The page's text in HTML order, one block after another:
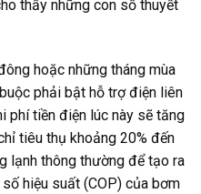
thấy những con số thuyết
hoặc những tháng mùa
phải bật hỗ trợ điện liên
phí tiền điện lúc này sẽ tăng
tiêu thụ khoảng 20% đến
lạnh thông thường để tạo ra
hiệu suất (COP) của bơm